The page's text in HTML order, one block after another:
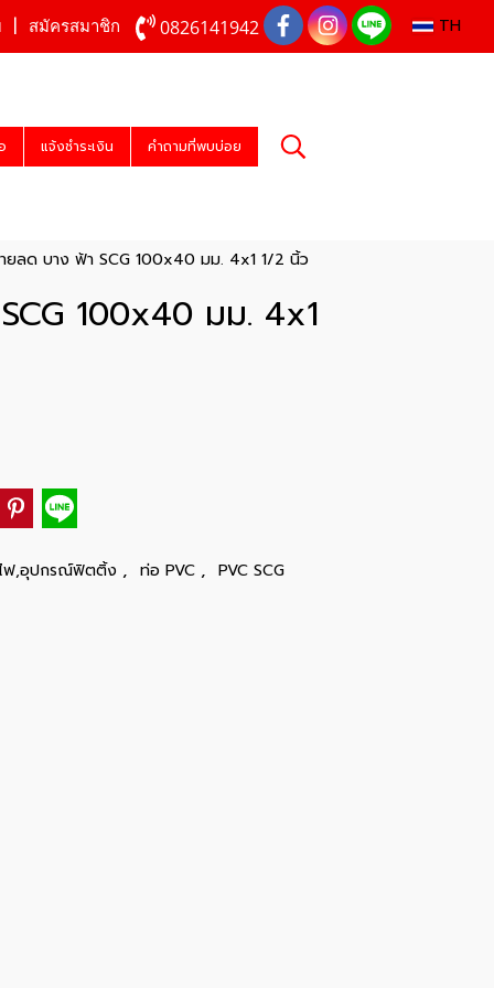
สมัครสมาชิก 0826141942 TH
แจ้งชำระเงิน คำถามที่พบบ่อย
ยลด บาง ฟ้า SCG 100x40 มม. 4x1 1/2 นิ้ว
100x40 มม. 4x1
ฟ,อุปกรณ์ฟิตติ้ง , ท่อ PVC , PVC SCG